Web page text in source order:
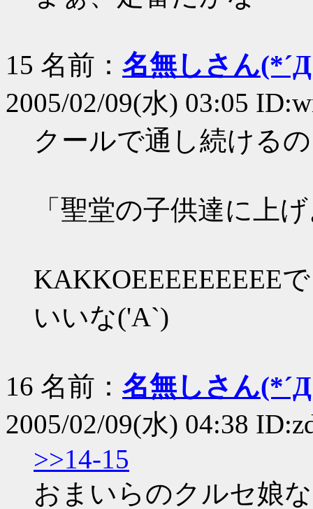
15 名前： 名無しさん
2005/02/09(水) 03:05
クールで通し続ける
「聖堂の子供達に上
KAKKOEEEEEEEEE
いいな('A`)
16 名前： 名無しさん
2005/02/09(水) 04:38
>>14-15
おまいらのクルセ娘